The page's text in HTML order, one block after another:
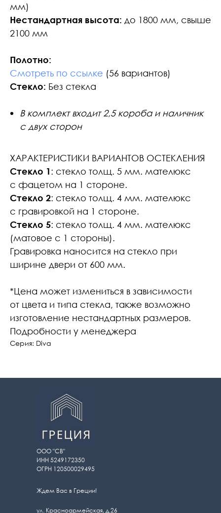
мм)
Нестандартная высота: до 1800 мм, свыше
2100 мм
Полотно:
Смотреть по ссылке (56 вариантов)
Стекло: Без стекла
В комплект входит 2,5 короба и наличник
с двух сторон
ХАРАКТЕРИСТИКИ ВАРИАНТОВ ОСТЕКЛЕНИЯ
Стекло 1: стекло толщ. 5 мм. мателюкс
с фацетом на 1 стороне.
Стекло 2: стекло толщ. 4 мм. мателюкс
с гравировкой на 1 стороне.
Стекло 5: стекло толщ. 4 мм. мателюкс
(матовое с 1 стороны).
Гравировка наносится на стекло при
ширине двери от 600 мм.
*Цена может измениться в зависимости
от цвета и типа стекла, также возможно
изготовление нестандартных размеров.
Подробности у менеджера
Серия: Diva
Ждем Вас в Греции!
ул. Красноармейская, д.26
ООО "СВ"
ИНН 5249172350
ОГРН 120500029495